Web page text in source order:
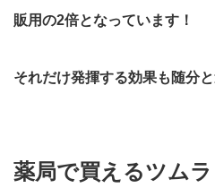
販用の2倍となっています！
それだけ発揮する効果も随分
薬局で買えるツム